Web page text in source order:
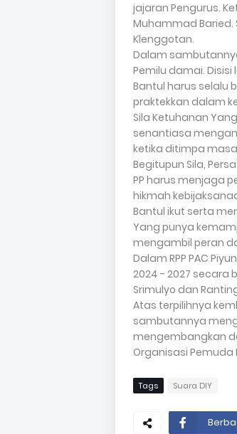
jajaran Pengurus.
Muhammad Baried.
Klenggotan.
Dalam
Pemilu damai.
Bantul harus selalu
praktekkan dalam
Sila Ketuhanan
senantiasa
ketika ditimpa
Begitupun Sila,
PP harus menjaga
hikmah
Bantul ikut serta
Yang punya
mengambil peran
Dalam RPP PAC
2024 - 2027 secara
Srimulyo dan
Atas terpilihnya
sambutannya
mengembangkan
Organisasi Pemuda
Tags Suara DIY